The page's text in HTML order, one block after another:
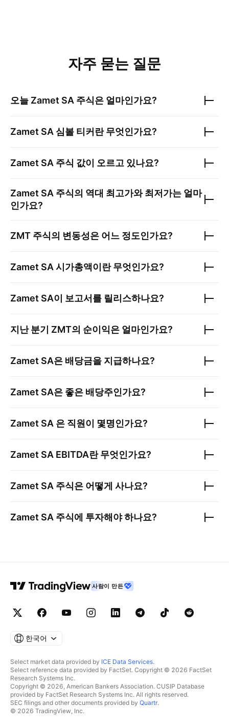
자주 묻는 질문
오늘 Zamet SA 주식은 얼마인가요?
Zamet SA 심볼 티커란 무엇인가요?
Zamet SA 주식 값이 오르고 있나요?
Zamet SA 주식의 역대 최고가와 최저가는 얼마
인가요?
ZMT 주식의 변동성은 어느 정도인가요?
Zamet SA 시가총액이란 무엇인가요?
Zamet SA이 보고서를 릴리스하나요?
지난 분기 ZMT의 순이익은 얼마인가요?
Zamet SA은 배당금을 지급하나요?
Zamet SA은 좋은 배당주인가요?
Zamet SA 은 직원이 몇명인가요?
Zamet SA EBITDA란 무엇인가요?
Zamet SA 주식은 어떻게 사나요?
Zamet SA 주식에 투자해야 하나요?
사람이 만든
한국어
Select market data provided by ICE Data Services.
Select reference data provided by FactSet. Copyright © 2026 FactSet
Research Systems Inc.
Copyright © 2026, American Bankers Association. CUSIP Database
provided by FactSet Research Systems Inc. All rights reserved.
SEC filings and other documents provided by Quartr.
© 2026 TradingView, Inc.